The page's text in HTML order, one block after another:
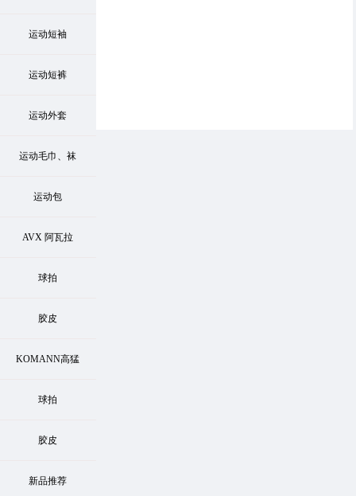
运动短袖
运动短裤
运动外套
运动毛巾、袜
运动包
AVX 阿瓦拉
球拍
胶皮
KOMANN高猛
球拍
胶皮
新品推荐